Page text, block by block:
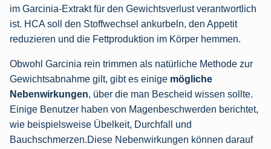
im Garcinia-Extrakt für den Gewichtsverlust verantwortlich
ist. HCA soll den Stoffwechsel ankurbeln, den Appetit
reduzieren und die Fettproduktion im Körper hemmen.
Obwohl Garcinia rein trimmen als natürliche Methode zur
Gewichtsabnahme gilt, gibt es einige mögliche
Nebenwirkungen, über die man Bescheid wissen sollte.
Einige Benutzer haben von Magenbeschwerden berichtet,
wie beispielsweise Übelkeit, Durchfall und
Bauchschmerzen.Diese Nebenwirkungen können darauf